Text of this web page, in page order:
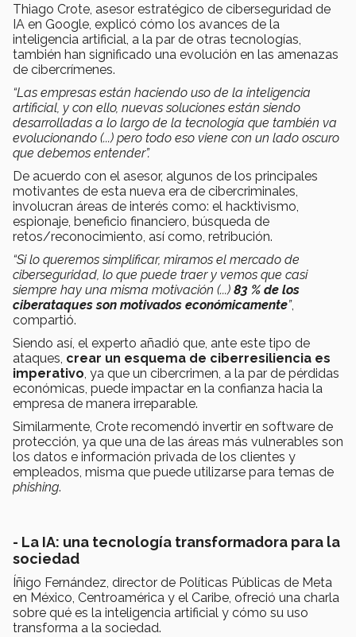
Thiago Crote, asesor estratégico de ciberseguridad de
IA en Google, explicó cómo los avances de la
inteligencia artificial, a la par de otras tecnologías,
también han significado una evolución en las amenazas
de cibercrímenes.
“Las empresas están haciendo uso de la inteligencia
artificial, y con ello, nuevas soluciones están siendo
desarrolladas a lo largo de la tecnología que también va
evolucionando (...) pero todo eso viene con un lado oscuro
que debemos entender”.
De acuerdo con el asesor, algunos de los principales
motivantes de esta nueva era de cibercriminales,
involucran áreas de interés como: el hacktivismo,
espionaje, beneficio financiero, búsqueda de
retos/reconocimiento, así como, retribución.
“Si lo queremos simplificar, miramos el mercado de
ciberseguridad, lo que puede traer y vemos que casi
siempre hay una misma motivación (...) 83 % de los
ciberataques son motivados económicamente”,
compartió.
Siendo así, el experto añadió que, ante este tipo de
ataques, crear un esquema de ciberresiliencia es
imperativo, ya que un cibercrimen, a la par de pérdidas
económicas, puede impactar en la confianza hacia la
empresa de manera irreparable.
Similarmente, Crote recomendó invertir en software de
protección, ya que una de las áreas más vulnerables son
los datos e información privada de los clientes y
empleados, misma que puede utilizarse para temas de
phishing.
- La IA: una tecnología transformadora para la
sociedad
Íñigo Fernández, director de Políticas Públicas de Meta
en México, Centroamérica y el Caribe, ofreció una charla
sobre qué es la inteligencia artificial y cómo su uso
transforma a la sociedad.